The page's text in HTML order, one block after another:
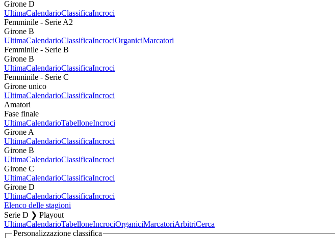
Girone D
UltimaCalendarioClassificaIncroci
Femminile - Serie A2
Girone B
UltimaCalendarioClassificaIncrociOrganiciMarcatori
Femminile - Serie B
Girone B
UltimaCalendarioClassificaIncroci
Femminile - Serie C
Girone unico
UltimaCalendarioClassificaIncroci
Amatori
Fase finale
UltimaCalendarioTabelloneIncroci
Girone A
UltimaCalendarioClassificaIncroci
Girone B
UltimaCalendarioClassificaIncroci
Girone C
UltimaCalendarioClassificaIncroci
Girone D
UltimaCalendarioClassificaIncroci
Elenco delle stagioni
Serie D ❯ Playout
UltimaCalendarioTabelloneIncrociOrganiciMarcatoriArbitriCerca
Personalizzazione classifica